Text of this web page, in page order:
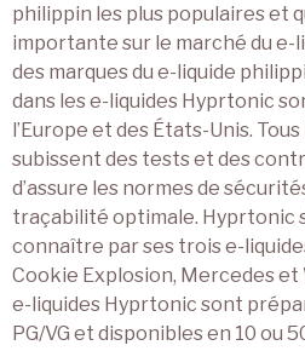
philippin les plus populaires et
importante sur le marché du e-
des marques du e-liquide
dans les e-liquides Hyprtonic
l’Europe et des États-Unis.
subissent des tests et des
d’assure les normes de
traçabilité optimale. Hyprtonic
connaître par ses trois e-
Cookie Explosion, Mercedes
e-liquides Hyprtonic sont
PG/VG et disponibles en 10 ou